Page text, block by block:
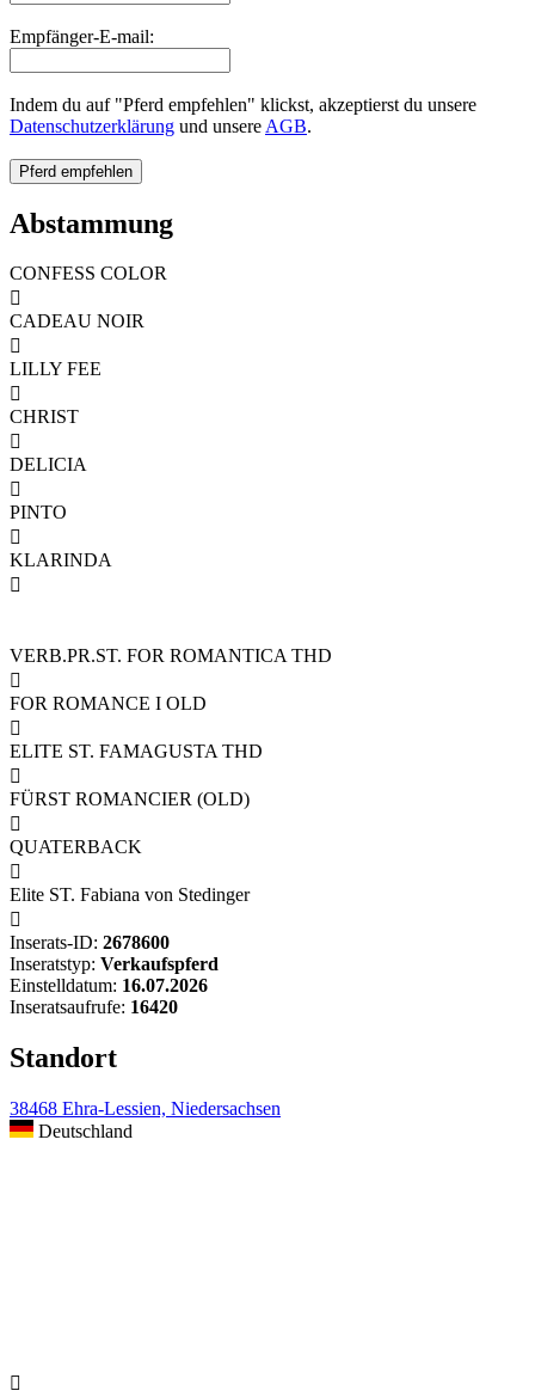
Empfänger-E-mail:
Indem du auf "Pferd empfehlen" klickst, akzeptierst du unsere
Datenschutzerklärung und unsere AGB.
Abstammung
CONFESS COLOR

CADEAU NOIR

LILLY FEE

CHRIST

DELICIA

PINTO

KLARINDA

VERB.PR.ST. FOR ROMANTICA THD

FOR ROMANCE I OLD

ELITE ST. FAMAGUSTA THD

FÜRST ROMANCIER (OLD)

QUATERBACK

Elite ST. Fabiana von Stedinger

Inserats-ID: 2678600
Inseratstyp: Verkaufspferd
Einstelldatum: 16.07.2026
Inseratsaufrufe: 16420
Standort
38468 Ehra-Lessien, Niedersachsen
Deutschland
